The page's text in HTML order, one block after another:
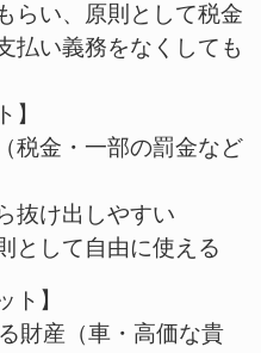
らい、原則として税金
払い義務をなくしても
】
税金・一部の罰金など
抜け出しやすい
として自由に使える
ト】
財産（車・高価な貴